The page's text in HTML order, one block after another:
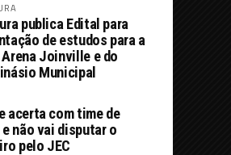
publica Edital para
de estudos para a
Arena Joinville e do
Municipal
acerta com time de
e não vai disputar o
pelo JEC